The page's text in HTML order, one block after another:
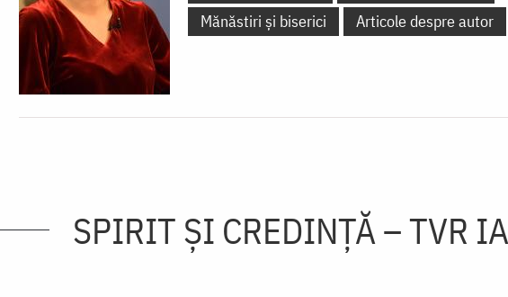
Mănăstiri și biserici
Articole despre autor
SPIRIT ȘI CREDINȚĂ – TVR